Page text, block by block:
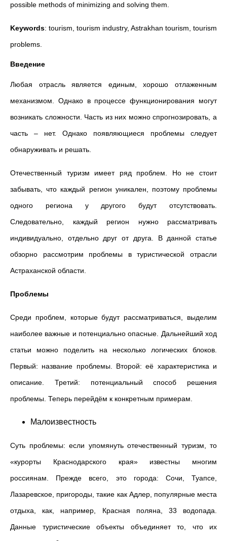
possible methods of minimizing and solving them.
Keywords: tourism, tourism industry, Astrakhan tourism, tourism
problems.
Введение
Любая отрасль является единым, хорошо отлаженным
механизмом. Однако в процессе функционирования могут
возникать сложности. Часть из них можно спрогнозировать, а
часть – нет. Однако появляющиеся проблемы следует
обнаруживать и решать.
Отечественный туризм имеет ряд проблем. Но не стоит
забывать, что каждый регион уникален, поэтому проблемы
одного региона у другого будут отсутствовать.
Следовательно, каждый регион нужно рассматривать
индивидуально, отдельно друг от друга. В данной статье
обзорно рассмотрим проблемы в туристической отрасли
Астраханской области.
Проблемы
Среди проблем, которые будут рассматриваться, выделим
наиболее важные и потенциально опасные. Дальнейший ход
статьи можно поделить на несколько логических блоков.
Первый: название проблемы. Второй: её характеристика и
описание. Третий: потенциальный способ решения
проблемы. Теперь перейдём к конкретным примерам.
Малоизвестность
Суть проблемы: если упомянуть отечественный туризм, то
«курорты Краснодарского края» известны многим
россиянам. Прежде всего, это города: Сочи, Туапсе,
Лазаревское, пригороды, такие как Адлер, популярные места
отдыха, как, например, Красная поляна, 33 водопада.
Данные туристические объекты объединяет то, что их